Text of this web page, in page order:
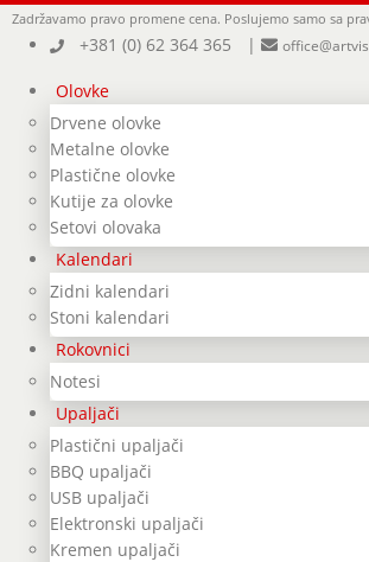
Zadržavamo pravo promene cena. Poslujemo samo sa
+381 (0) 62 364 365 |
Olovke
Drvene olovke
Metalne olovke
Plastične olovke
Kutije za olovke
Setovi olovaka
Kalendari
Zidni kalendari
Stoni kalendari
Rokovnici
Notesi
Upaljači
Plastični upaljači
BBQ upaljači
USB upaljači
Elektronski upaljači
Kremen upaljači